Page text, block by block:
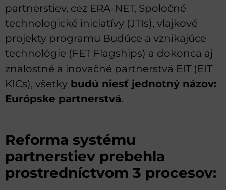
partnerstiev, cez ERA-NET, Spoločné
technologické iniciatívy (JTIs), vlajkové
projekty programu Budúce a vznikajúce
technológie (FET Flagships) a dokonca aj
znalostné a inovačné partnerstvá EIT (EIT
KICs), všetky budú niesť jednotný názov:
Európske partnerstvá.
Reforma systému
partnerstiev prebehla
prostredníctvom 3 procesov: